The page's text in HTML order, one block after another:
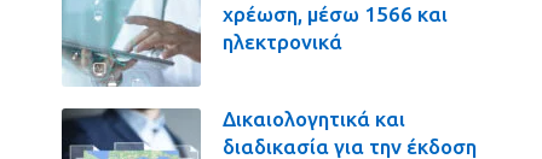
χρέωση, μέσω 1566 και
ηλεκτρονικά
Δικαιολογητικά και
διαδικασία για την έκδοση